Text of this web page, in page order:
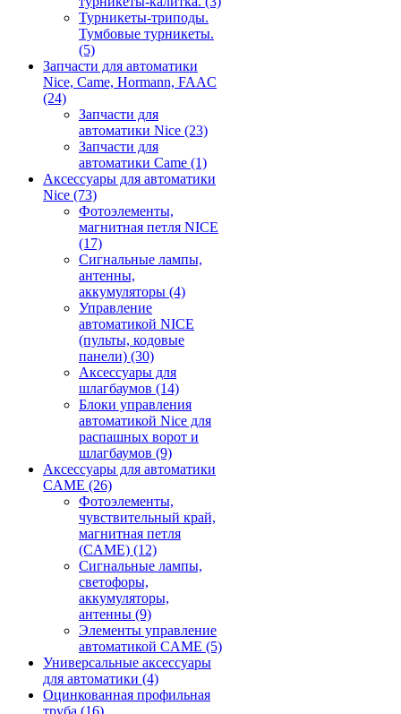
Турникеты-триподы.
Тумбовые турникеты.
(5)
Запчасти для автоматики
Nice, Came, Hormann, FAAC
(24)
Запчасти для
автоматики Nice (23)
Запчасти для
автоматики Came (1)
Аксессуары для автоматики
Nice (73)
Фотоэлементы,
магнитная петля NICE
(17)
Сигнальные лампы,
антенны,
аккумуляторы (4)
Управление
автоматикой NICE
(пульты, кодовые
панели) (30)
Аксессуары для
шлагбаумов (14)
Блоки управления
автоматикой Nice для
распашных ворот и
шлагбаумов (9)
Аксессуары для автоматики
CAME (26)
Фотоэлементы,
чувствительный край,
магнитная петля
(CAME) (12)
Сигнальные лампы,
светофоры,
аккумуляторы,
антенны (9)
Элементы управление
автоматикой CAME (5)
Универсальные аксессуары
для автоматики (4)
Оцинкованная профильная
труба (16)